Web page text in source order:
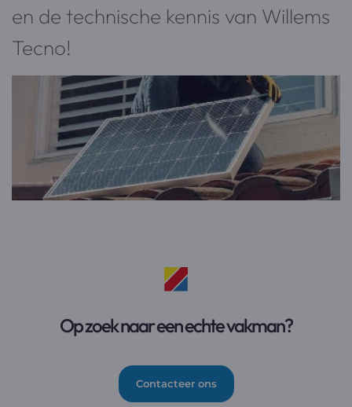
en de technische kennis van Willems
Tecno!
Op zoek naar een echte vakman?
Contacteer ons